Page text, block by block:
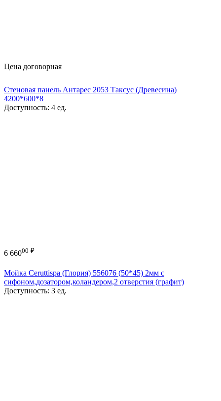
Цена договорная
Стеновая панель Антарес 2053 Таксус (Древесина)
4200*600*8
Доступность: 4 ед.
6 66000 ₽
Мойка Ceruttispa (Глория) 556076 (50*45) 2мм с
сифоном,дозатором,коландером,2 отверстия (графит)
Доступность: 3 ед.